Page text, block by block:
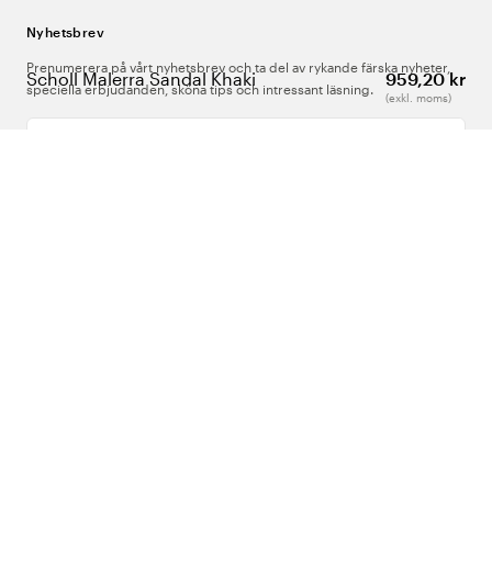
Scholl Malerra Sandal Khaki 959,20 kr
(exkl. moms)
Nyhetsbrev
Prenumerera på vårt nyhetsbrev och ta del av rykande färska nyheter,
speciella erbjudanden, sköna tips och intressant läsning.
Ange din e-postadress